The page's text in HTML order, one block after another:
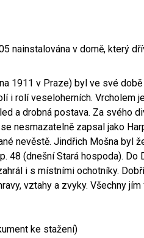
nainstalována v domě, který
1911 v Praze) byl ve své
i rolí veseloherních. Vrcholem
a drobná postava. Za svého
nesmazatelně zapsal jako
nevěstě. Jindřich Mošna byl
48 (dnešní Stará hospoda). Do
i s místními ochotníky.
vztahy a zvyky. Všechny
ke stažení)